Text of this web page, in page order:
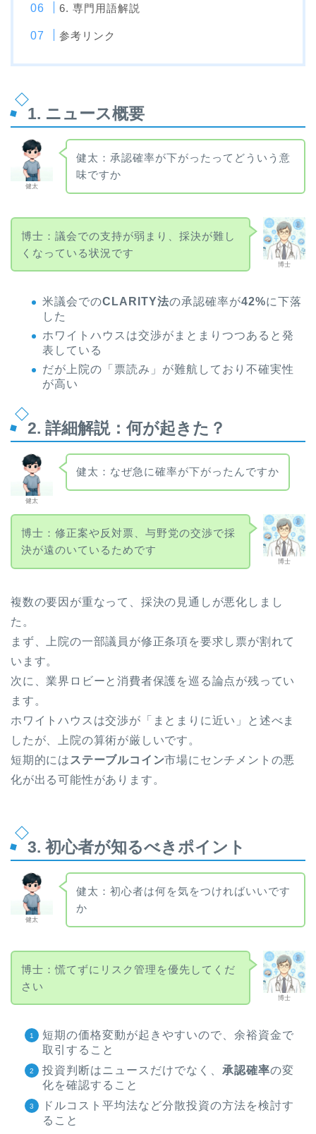
6. 専門用語解説
参考リンク
1. ニュース概要
健太
健太：承認確率が下がったってどういう意
味ですか
博士
博士：議会での支持が弱まり、採決が難し
くなっている状況です
米議会でのCLARITY法の承認確率が42%に下落
した
ホワイトハウスは交渉がまとまりつつあると発
表している
だが上院の「票読み」が難航しており不確実性
が高い
2. 詳細解説：何が起きた？
健太
健太：なぜ急に確率が下がったんですか
博士
博士：修正案や反対票、与野党の交渉で採
決が遠のいているためです
複数の要因が重なって、採決の見通しが悪化しまし
た。
まず、上院の一部議員が修正条項を要求し票が割れて
います。
次に、業界ロビーと消費者保護を巡る論点が残ってい
ます。
ホワイトハウスは交渉が「まとまりに近い」と述べま
したが、上院の算術が厳しいです。
短期的には ステーブルコイン市場にセンチメントの悪
化が出る可能性があります。
3. 初心者が知るべきポイント
健太
健太：初心者は何を気をつければいいです
か
博士
博士：慌てずにリスク管理を優先してくだ
さい
短期の価格変動が起きやすいので、余裕資金で
取引すること
投資判断はニュースだけでなく、 承認確率の変
化を確認すること
ドルコスト平均法など分散投資の方法を検討す
ること